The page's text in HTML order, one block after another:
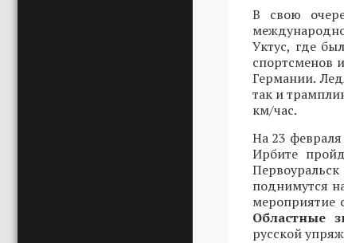
В свою
Уктус, где
спортсменов
Германии.
так и
км/час.
На 23 февраля
Ирбите
поднимутся
мероприятие
Областные
русской